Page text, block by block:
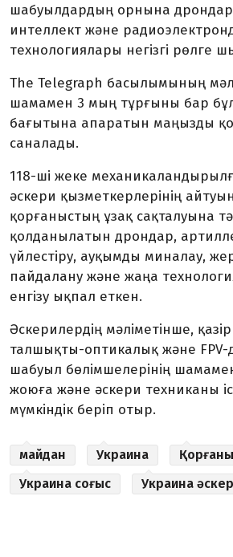
шабуылдардың орнына
интеллект және
технологиялары негізгі рөлге
The Telegraph басылымының
шамамен 3 мың тұрғыны бар
бағытына апаратын маңызды
саналады.
118-ші жеке
әскери қызметкерлерінің
қорғаныстың ұзақ сақталуына
қолданылатын дрондар,
үйлестіру, ауқымды миналау,
пайдалану және жаңа
енгізу ықпал еткен.
Әскерилердің мәліметінше,
талшықты-оптикалық және FPV-
шабуыл бөлімшелерінің
жоюға және әскери техниканы
мүмкіндік беріп отыр.
майдан Украина
Украина соғыс
Украина